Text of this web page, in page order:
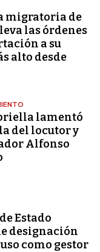
migratoria de
las órdenes
a su
alto desde
lamentó
del locutor y
Alfonso
Estado
designación
como gestor